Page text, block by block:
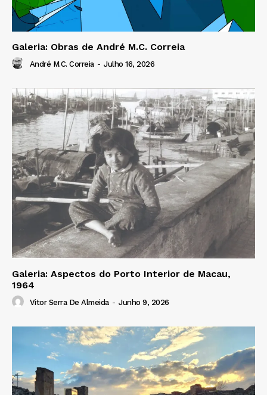
Galeria: Obras de André M.C. Correia
André M.C. Correia - Julho 16, 2026
Galeria: Aspectos do Porto Interior de Macau,
1964
Vitor Serra De Almeida - Junho 9, 2026